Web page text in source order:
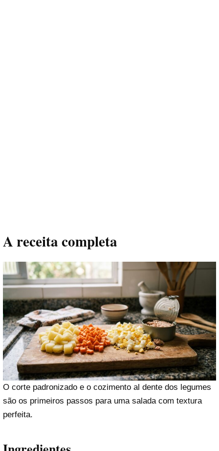
A receita completa
O corte padronizado e o cozimento al dente dos legumes
são os primeiros passos para uma salada com textura
perfeita.